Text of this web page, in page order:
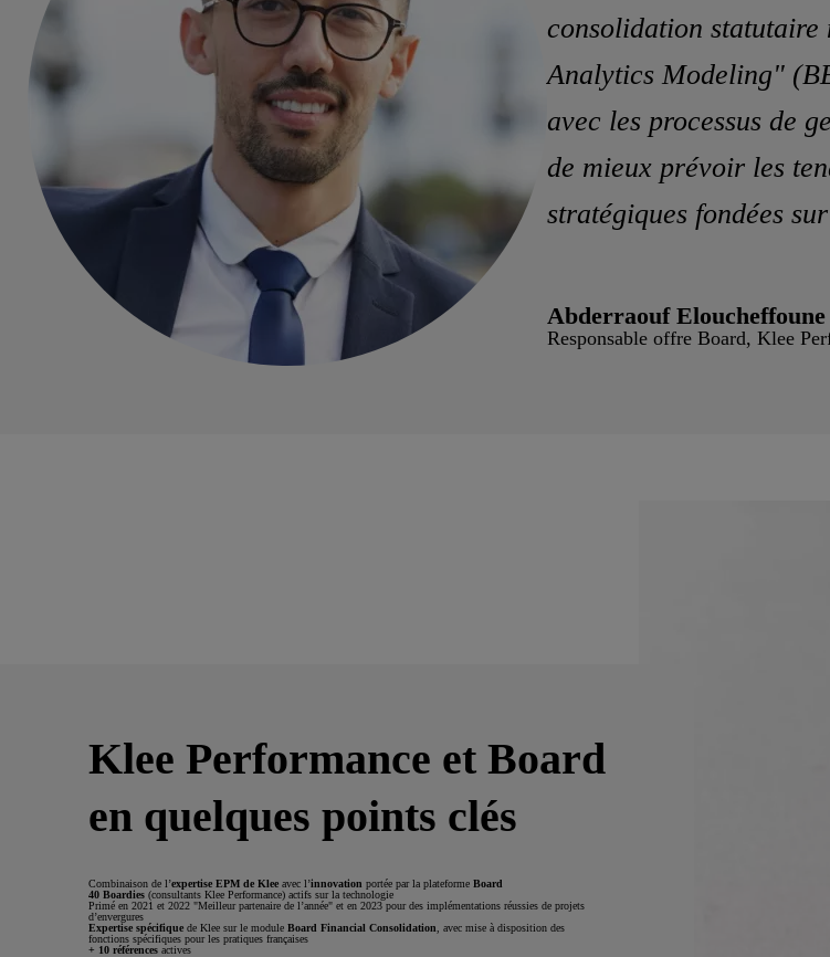
consolidation
Analytics Modeling"
avec les processus de
de mieux prévoir les
stratégiques fondées
Abderraouf Eloucheffoune
Responsable offre Board, Klee
Klee Performance et Board
en quelques points clés
Combinaison de l’expertise EPM de Klee avec l’innovation portée par la plateforme Board
40 Boardies (consultants Klee Performance) actifs sur la technologie
Primé en 2021 et 2022 "Meilleur partenaire de l’année" et en 2023 pour des implémentations réussies de projets
d’envergures
Expertise spécifique de Klee sur le module Board Financial Consolidation , avec mise à disposition des
fonctions spécifiques pour les pratiques françaises
+ 10 références actives